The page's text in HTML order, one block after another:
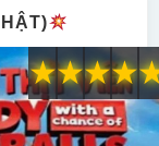
★
★
★
★